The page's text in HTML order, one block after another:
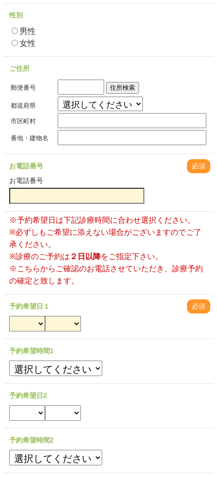
性別
男性
女性
ご住所
郵便番号 住所検索
都道府県
市区町村
番地・建物名
お電話番号
必須
お電話番号
※予約希望日は下記診療時間に合わせ選択ください。
※必ずしもご希望に添えない場合がございますのでご了
承ください。
※診療のご予約は ２日以降をご指定下さい。
※こちらからご確認のお電話させていただき、診療予約
の確定と致します。
予約希望日１ 必須
予約希望時間1
予約希望日2
予約希望時間2